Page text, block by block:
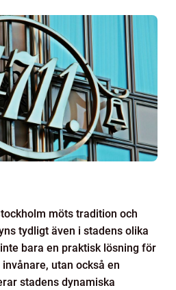
möts tradition och
tydligt även i stadens olika
bara en praktisk lösning för
utan också en
stadens dynamiska